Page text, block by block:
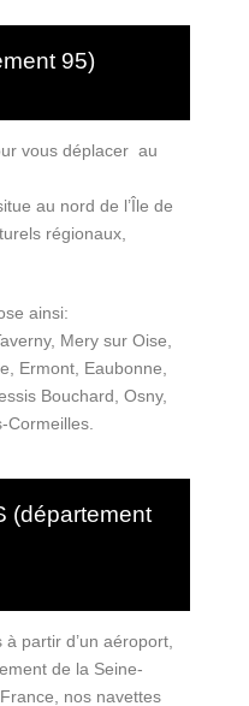
95)
vous déplacer au
au nord de l’Île de
régionaux,
ainsi:
Mery sur Oise,
Ermont, Eaubonne,
Bouchard, Osny,
Cormeilles.
(département
partir d’un aéroport,
de la Seine-
nos navettes